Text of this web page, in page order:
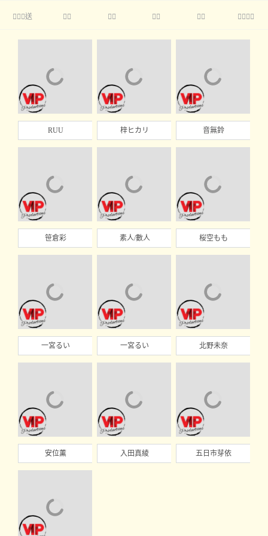
送     
RUU 梓ヒカリ 音無鈴
笹倉彩 素人/數人 桜空もも
一宮るい 一宮るい 北野未奈
安位薫 入田真綾 五日市芽依